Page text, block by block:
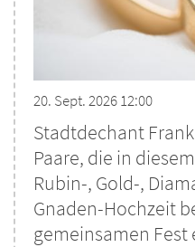
20. Sept. 2026 12:00
Stadtdechant
Paare, die in
Rubin-, Gold-,
Gnaden-Hochzeit
gemeinsamen Fest